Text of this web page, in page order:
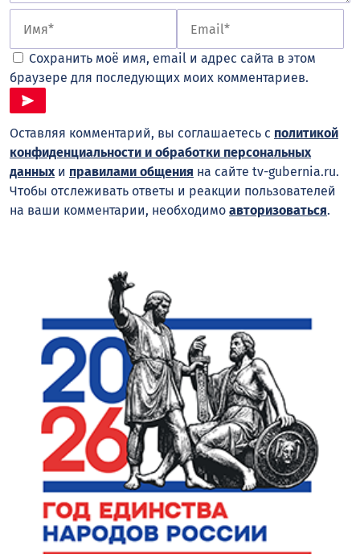
Сохранить моё имя, email и адрес сайта в этом
браузере для последующих моих комментариев.
Оставляя комментарий, вы соглашаетесь с политикой
конфиденциальности и обработки персональных
данныхи правилами общения на сайте tv-gubernia.ru.
Чтобы отслеживать ответы и реакции пользователей
на ваши комментарии, необходимо авторизоваться.